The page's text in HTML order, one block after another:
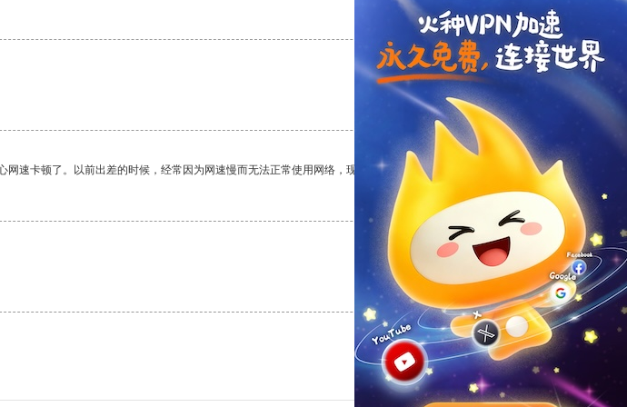
支持[0] 反对
支持
速卡顿了。以前出差的时候，经常因为网速慢而无法正常使用网络，现在有了这个app，我再也不用担心了。
反对 [0]
支持[0] 反对[0]